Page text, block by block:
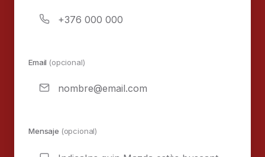
Email (opcional)
Mensaje (opcional)